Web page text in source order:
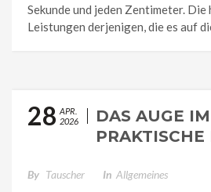
Sekunde und jeden Zentimeter. Die
Leistungen derjenigen, die es auf
28 APR.
2026
DAS AUGE
By Tauscher In Allgemeines